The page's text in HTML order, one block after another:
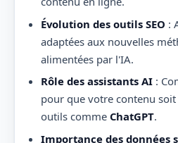
Évolution des outils SEO :
adaptées aux nouvelles
alimentées par l'IA.
Rôle des assistants AI:
pour que votre contenu
outils comme ChatGPT.
Importance des données